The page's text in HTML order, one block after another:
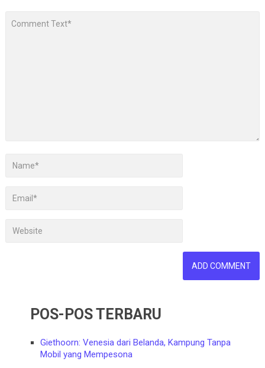
POS-POS TERBARU
Giethoorn: Venesia dari Belanda, Kampung Tanpa
Mobil yang Mempesona